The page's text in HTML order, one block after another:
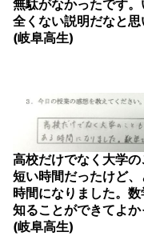
無駄がなかったです
全くない説明だなと思
(岐阜高生)
高校だけでなく大学
短い時間だったけど
時間になりました。
知ることができてよか
(岐阜高生)